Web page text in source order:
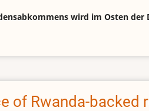
wird im Osten
of Rwanda-backed